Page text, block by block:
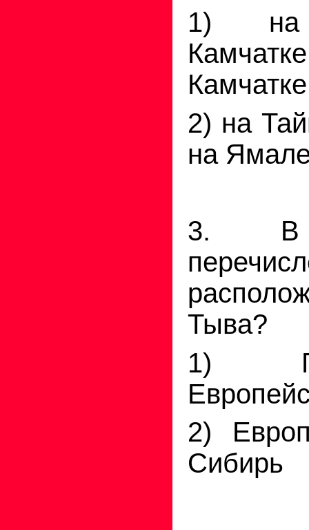
1) на
Камчатке
2) на
на
3. В
Тыва?
1)
2)
Сибирь